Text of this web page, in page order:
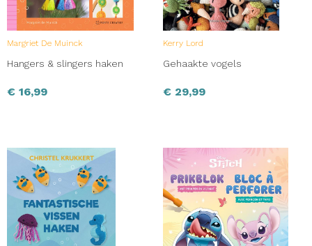
Margriet De Muinck
Hangers & slingers haken
€ 16,99
Kerry Lord
Gehaakte vogels
€ 29,99